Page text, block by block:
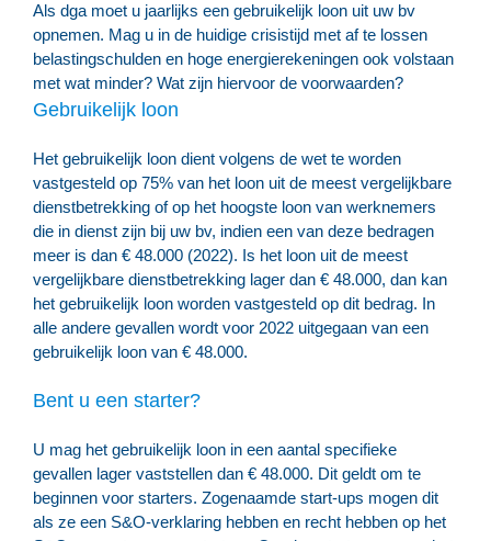
Als dga moet u jaarlijks een gebruikelijk loon uit uw bv
opnemen. Mag u in de huidige crisistijd met af te lossen
belastingschulden en hoge energierekeningen ook volstaan
met wat minder? Wat zijn hiervoor de voorwaarden?
Gebruikelijk loon
Het gebruikelijk loon dient volgens de wet te worden
vastgesteld op 75% van het loon uit de meest vergelijkbare
dienstbetrekking of op het hoogste loon van werknemers
die in dienst zijn bij uw bv, indien een van deze bedragen
meer is dan € 48.000 (2022). Is het loon uit de meest
vergelijkbare dienstbetrekking lager dan € 48.000, dan kan
het gebruikelijk loon worden vastgesteld op dit bedrag. In
alle andere gevallen wordt voor 2022 uitgegaan van een
gebruikelijk loon van € 48.000.
Bent u een starter?
U mag het gebruikelijk loon in een aantal specifieke
gevallen lager vaststellen dan € 48.000. Dit geldt om te
beginnen voor starters. Zogenaamde start-ups mogen dit
als ze een S&O-verklaring hebben en recht hebben op het